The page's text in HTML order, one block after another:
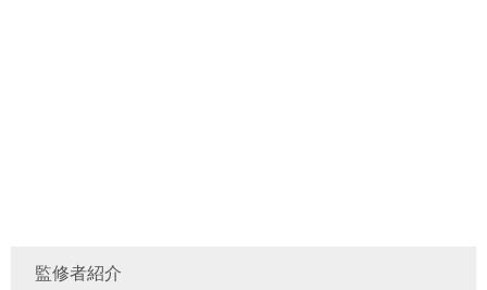
監修者紹介